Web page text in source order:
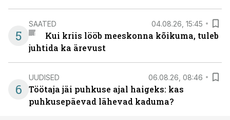
5
SAATED 04.08.26, 15:45
Kui kriis lööb meeskonna kõikuma, tuleb
juhtida ka ärevust
6
UUDISED 06.08.26, 08:46
Töötaja jäi puhkuse ajal haigeks: kas
puhkusepäevad lähevad kaduma?